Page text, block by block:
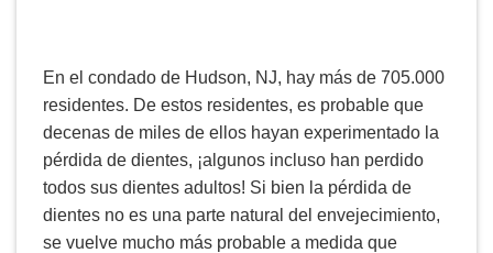
En el condado de Hudson, NJ, hay más de 705.000
residentes. De estos residentes, es probable que
decenas de miles de ellos hayan experimentado la
pérdida de dientes, ¡algunos incluso han perdido
todos sus dientes adultos! Si bien la pérdida de
dientes no es una parte natural del envejecimiento,
se vuelve mucho más probable a medida que